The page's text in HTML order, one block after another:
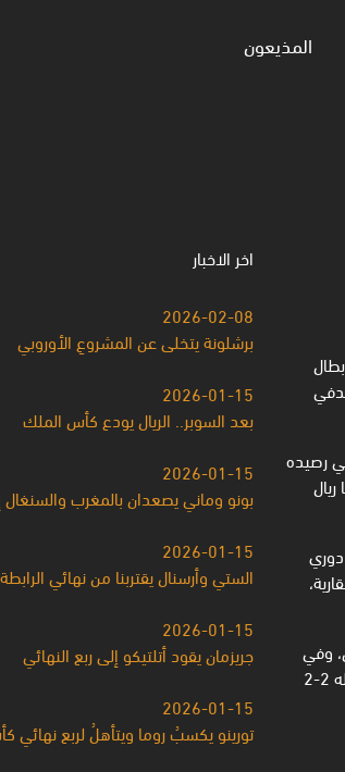
المذيعون
دوري أبطال
بهدفي
رصيده
أما ريال
المباشر لدور الـ16 في بطولة دوري
والعشرين، وفي
مواجهة أخرى، واصل فريق نيوكاسل يونايتد ابتعاده عن طريق الانتصارات في دوري أبطال أوروبا للمباراة الثانية على التوالي بعد تعادله 2-2
اخر الاخبار
2026-02-08
برشلونة يتخلى عن المشروعِ الأوروبي
2026-01-15
بعد السوبر.. الريال يودع كأس الملك
2026-01-15
بونو وماني يصعدان بالمغرب والسنغال
2026-01-15
الستي وأرسنال يقتربنا من نهائي الرابطة
2026-01-15
جريزمان يقود أتلتيكو إلى ربع النهائي
2026-01-15
تورينو يكسبُ روما ويتأهلُ لربع نهائي